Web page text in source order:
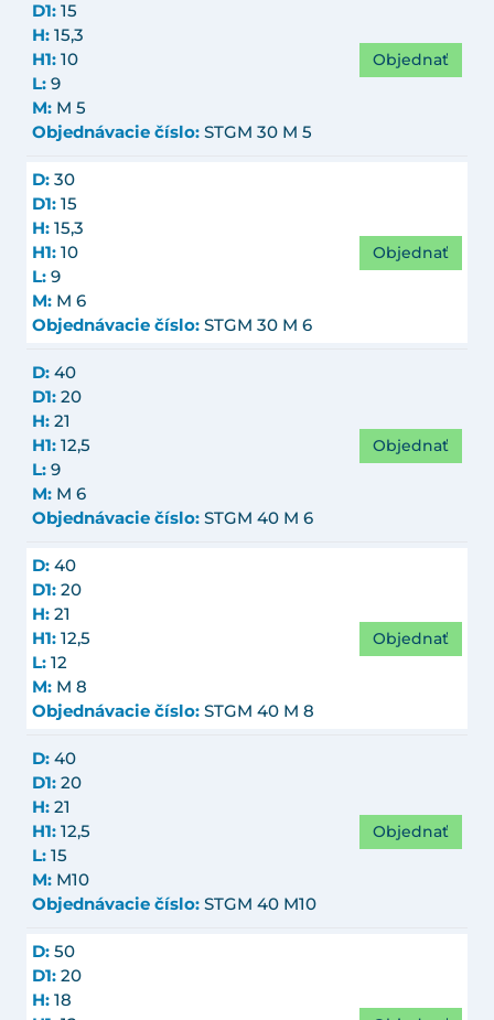
D1: 15
H: 15,3
H1: 10
L: 9
M: M 5
Objednávacie číslo: STGM 30 M 5
Objednať
D: 30
D1: 15
H: 15,3
H1: 10
L: 9
M: M 6
Objednávacie číslo: STGM 30 M 6
Objednať
D: 40
D1: 20
H: 21
H1: 12,5
L: 9
M: M 6
Objednávacie číslo: STGM 40 M 6
Objednať
D: 40
D1: 20
H: 21
H1: 12,5
L: 12
M: M 8
Objednávacie číslo: STGM 40 M 8
Objednať
D: 40
D1: 20
H: 21
H1: 12,5
L: 15
M: M10
Objednávacie číslo: STGM 40 M10
Objednať
D: 50
D1: 20
H: 18